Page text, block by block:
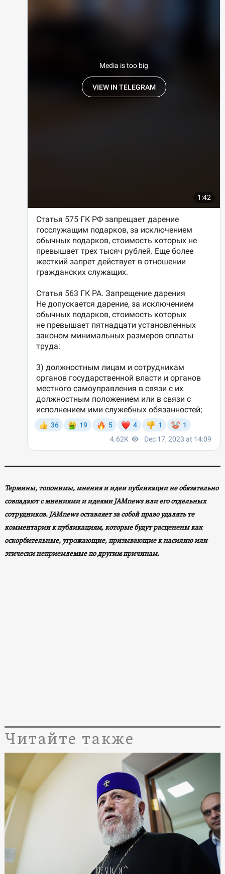
Термины, топонимы, мнения и идеи публикации не обязательно
совпадают с мнениями и идеями JAMnews или его отдельных
сотрудников. JAMnews оставляет за собой право удалять те
комментарии к публикациям, которые будут расценены как
оскорбительные, угрожающие, призывающие к насилию или
этически неприемлемые по другим причинам.
Читайте также